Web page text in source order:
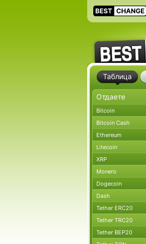
Таблица
Bitcoin
Bitcoin Cash
Ethereum
Litecoin
XRP
Monero
Dogecoin
Dash
Tether ERC20
Tether TRC20
Tether BEP20